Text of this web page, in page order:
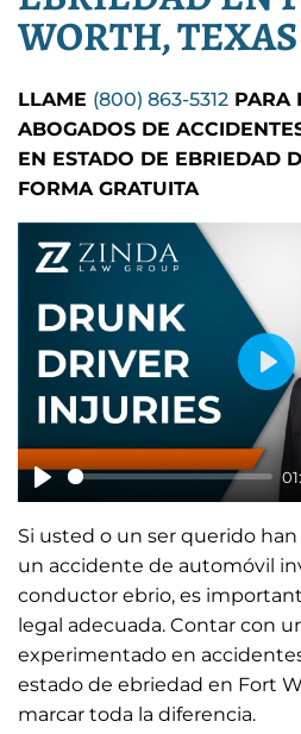
WORTH, TEXAS
LLAME (800) 863-5312 PARA
ABOGADOS DE
EN ESTADO DE EBRIEDAD
FORMA GRATUITA
P
l
a
P
l
y
Si usted o un ser querido
un accidente de automóvil
conductor ebrio, es
legal adecuada. Contar con
experimentado en
estado de ebriedad en Fort
marcar toda la diferencia.